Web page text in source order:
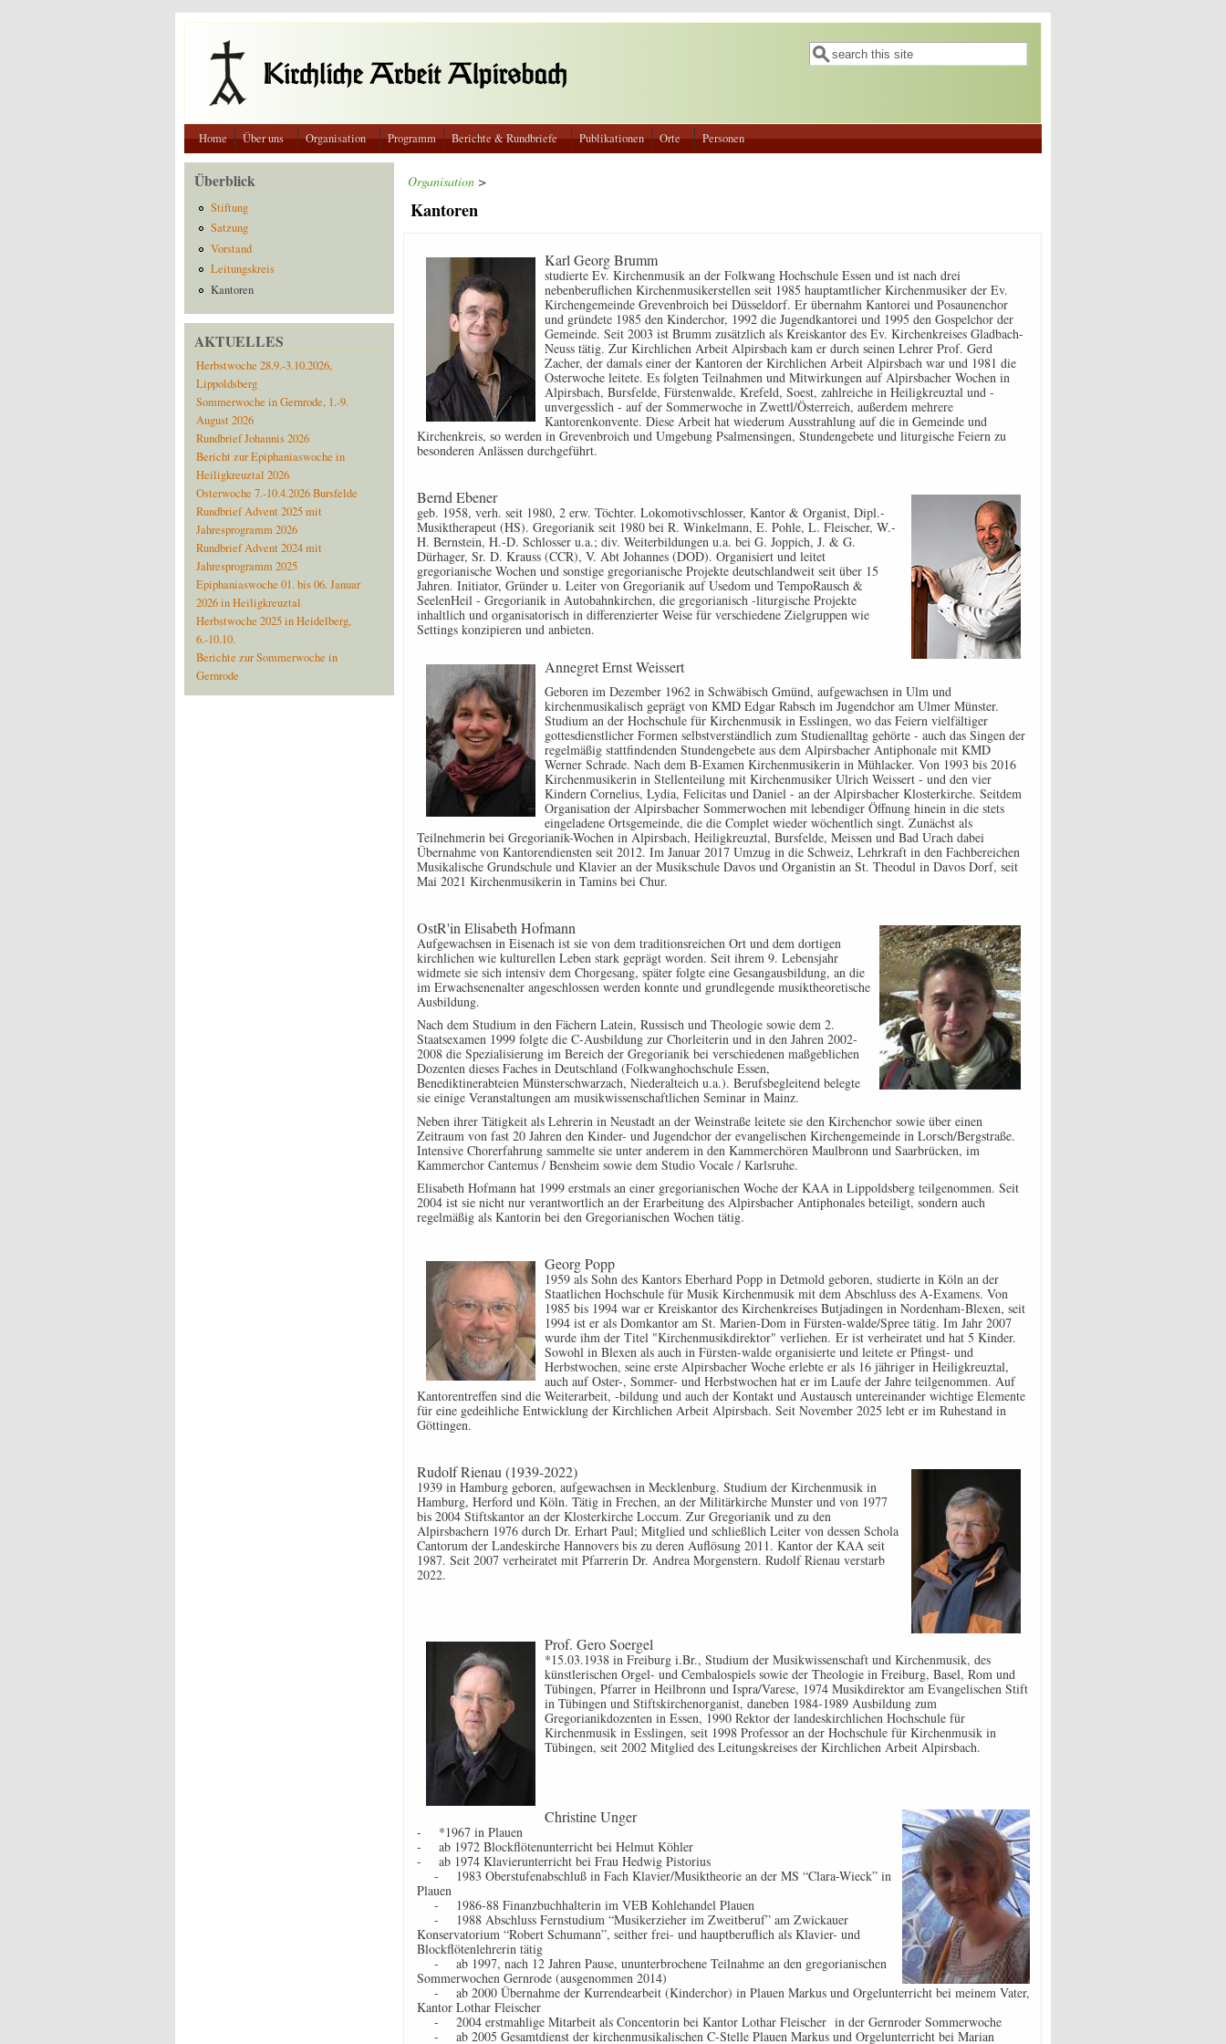
Suchformular
Suche
Home Über uns Organisation Programm Berichte & Rundbriefe Publikationen Orte Personen
Überblick
Stiftung
Satzung
Vorstand
Leitungskreis
Kantoren
AKTUELLES
Herbstwoche 28.9.-3.10.2026,
Lippoldsberg
Sommerwoche in Gernrode, 1.-9.
August 2026
Rundbrief Johannis 2026
Bericht zur Epiphaniaswoche in
Heiligkreuztal 2026
Osterwoche 7.-10.4.2026 Bursfelde
Rundbrief Advent 2025 mit
Jahresprogramm 2026
Rundbrief Advent 2024 mit
Jahresprogramm 2025
Epiphaniaswoche 01. bis 06. Januar
2026 in Heiligkreuztal
Herbstwoche 2025 in Heidelberg,
6.-10.10.
Berichte zur Sommerwoche in
Gernrode
Organisation >
Kantoren
Karl Georg Brumm
studierte Ev. Kirchenmusik an der Folkwang Hochschule Essen und ist nach drei
nebenberuflichen Kirchenmusikerstellen seit 1985 hauptamtlicher Kirchenmusiker der Ev.
Kirchengemeinde Grevenbroich bei Düsseldorf. Er übernahm Kantorei und Posaunenchor
und gründete 1985 den Kinderchor, 1992 die Jugendkantorei und 1995 den Gospelchor der
Gemeinde. Seit 2003 ist Brumm zusätzlich als Kreiskantor des Ev. Kirchenkreises Gladbach-
Neuss tätig. Zur Kirchlichen Arbeit Alpirsbach kam er durch seinen Lehrer Prof. Gerd
Zacher, der damals einer der Kantoren der Kirchlichen Arbeit Alpirsbach war und 1981 die
Osterwoche leitete. Es folgten Teilnahmen und Mitwirkungen auf Alpirsbacher Wochen in
Alpirsbach, Bursfelde, Fürstenwalde, Krefeld, Soest, zahlreiche in Heiligkreuztal und -
unvergesslich - auf der Sommerwoche in Zwettl/Österreich, außerdem mehrere
Kantorenkonvente. Diese Arbeit hat wiederum Ausstrahlung auf die in Gemeinde und
Kirchenkreis, so werden in Grevenbroich und Umgebung Psalmensingen, Stundengebete und liturgische Feiern zu
besonderen Anlässen durchgeführt.
Bernd Ebener
geb. 1958, verh. seit 1980, 2 erw. Töchter. Lokomotivschlosser, Kantor & Organist, Dipl.-
Musiktherapeut (HS). Gregorianik seit 1980 bei R. Winkelmann, E. Pohle, L. Fleischer, W.-
H. Bernstein, H.-D. Schlosser u.a.; div. Weiterbildungen u.a. bei G. Joppich, J. & G.
Dürhager, Sr. D. Krauss (CCR), V. Abt Johannes (DOD). Organisiert und leitet
gregorianische Wochen und sonstige gregorianische Projekte deutschlandweit seit über 15
Jahren. Initiator, Gründer u. Leiter von Gregorianik auf Usedom und TempoRausch &
SeelenHeil - Gregorianik in Autobahnkirchen, die gregorianisch -liturgische Projekte
inhaltlich und organisatorisch in differenzierter Weise für verschiedene Zielgruppen wie
Settings konzipieren und anbieten.
Annegret Ernst Weissert
Geboren im Dezember 1962 in Schwäbisch Gmünd, aufgewachsen in Ulm und
kirchenmusikalisch geprägt von KMD Edgar Rabsch im Jugendchor am Ulmer Münster.
Studium an der Hochschule für Kirchenmusik in Esslingen, wo das Feiern vielfältiger
gottesdienstlicher Formen selbstverständlich zum Studienalltag gehörte - auch das Singen der
regelmäßig stattfindenden Stundengebete aus dem Alpirsbacher Antiphonale mit KMD
Werner Schrade. Nach dem B-Examen Kirchenmusikerin in Mühlacker. Von 1993 bis 2016
Kirchenmusikerin in Stellenteilung mit Kirchenmusiker Ulrich Weissert - und den vier
Kindern Cornelius, Lydia, Felicitas und Daniel - an der Alpirsbacher Klosterkirche. Seitdem
Organisation der Alpirsbacher Sommerwochen mit lebendiger Öffnung hinein in die stets
eingeladene Ortsgemeinde, die die Complet wieder wöchentlich singt. Zunächst als
Teilnehmerin bei Gregorianik-Wochen in Alpirsbach, Heiligkreuztal, Bursfelde, Meissen und Bad Urach dabei
Übernahme von Kantorendiensten seit 2012. Im Januar 2017 Umzug in die Schweiz, Lehrkraft in den Fachbereichen
Musikalische Grundschule und Klavier an der Musikschule Davos und Organistin an St. Theodul in Davos Dorf, seit
Mai 2021 Kirchenmusikerin in Tamins bei Chur.
OstR'in Elisabeth Hofmann
Aufgewachsen in Eisenach ist sie von dem traditionsreichen Ort und dem dortigen
kirchlichen wie kulturellen Leben stark geprägt worden. Seit ihrem 9. Lebensjahr
widmete sie sich intensiv dem Chorgesang, später folgte eine Gesangausbildung, an die
im Erwachsenenalter angeschlossen werden konnte und grundlegende musiktheoretische
Ausbildung.
Nach dem Studium in den Fächern Latein, Russisch und Theologie sowie dem 2.
Staatsexamen 1999 folgte die C-Ausbildung zur Chorleiterin und in den Jahren 2002-
2008 die Spezialisierung im Bereich der Gregorianik bei verschiedenen maßgeblichen
Dozenten dieses Faches in Deutschland (Folkwanghochschule Essen,
Benediktinerabteien Münsterschwarzach, Niederalteich u.a.). Berufsbegleitend belegte
sie einige Veranstaltungen am musikwissenschaftlichen Seminar in Mainz.
Neben ihrer Tätigkeit als Lehrerin in Neustadt an der Weinstraße leitete sie den Kirchenchor sowie über einen
Zeitraum von fast 20 Jahren den Kinder- und Jugendchor der evangelischen Kirchengemeinde in Lorsch/Bergstraße.
Intensive Chorerfahrung sammelte sie unter anderem in den Kammerchören Maulbronn und Saarbrücken, im
Kammerchor Cantemus / Bensheim sowie dem Studio Vocale / Karlsruhe.
Elisabeth Hofmann hat 1999 erstmals an einer gregorianischen Woche der KAA in Lippoldsberg teilgenommen. Seit
2004 ist sie nicht nur verantwortlich an der Erarbeitung des Alpirsbacher Antiphonales beteiligt, sondern auch
regelmäßig als Kantorin bei den Gregorianischen Wochen tätig.
Georg Popp
1959 als Sohn des Kantors Eberhard Popp in Detmold geboren, studierte in Köln an der
Staatlichen Hochschule für Musik Kirchenmusik mit dem Abschluss des A-Examens. Von
1985 bis 1994 war er Kreiskantor des Kirchenkreises Butjadingen in Nordenham-Blexen, seit
1994 ist er als Domkantor am St. Marien-Dom in Fürsten-walde/Spree tätig. Im Jahr 2007
wurde ihm der Titel "Kirchenmusikdirektor" verliehen. Er ist verheiratet und hat 5 Kinder.
Sowohl in Blexen als auch in Fürsten-walde organisierte und leitete er Pfingst- und
Herbstwochen, seine erste Alpirsbacher Woche erlebte er als 16 jähriger in Heiligkreuztal,
auch auf Oster-, Sommer- und Herbstwochen hat er im Laufe der Jahre teilgenommen. Auf
Kantorentreffen sind die Weiterarbeit, -bildung und auch der Kontakt und Austausch untereinander wichtige Elemente
für eine gedeihliche Entwicklung der Kirchlichen Arbeit Alpirsbach. Seit November 2025 lebt er im Ruhestand in
Göttingen.
Rudolf Rienau (1939-2022)
1939 in Hamburg geboren, aufgewachsen in Mecklenburg. Studium der Kirchenmusik in
Hamburg, Herford und Köln. Tätig in Frechen, an der Militärkirche Munster und von 1977
bis 2004 Stiftskantor an der Klosterkirche Loccum. Zur Gregorianik und zu den
Alpirsbachern 1976 durch Dr. Erhart Paul; Mitglied und schließlich Leiter von dessen Schola
Cantorum der Landeskirche Hannovers bis zu deren Auflösung 2011. Kantor der KAA seit
1987. Seit 2007 verheiratet mit Pfarrerin Dr. Andrea Morgenstern. Rudolf Rienau verstarb
2022.
Prof. Gero Soergel
*15.03.1938 in Freiburg i.Br., Studium der Musikwissenschaft und Kirchenmusik, des
künstlerischen Orgel- und Cembalospiels sowie der Theologie in Freiburg, Basel, Rom und
Tübingen, Pfarrer in Heilbronn und Ispra/Varese, 1974 Musikdirektor am Evangelischen Stift
in Tübingen und Stiftskirchenorganist, daneben 1984-1989 Ausbildung zum
Gregorianikdozenten in Essen, 1990 Rektor der landeskirchlichen Hochschule für
Kirchenmusik in Esslingen, seit 1998 Professor an der Hochschule für Kirchenmusik in
Tübingen, seit 2002 Mitglied des Leitungskreises der Kirchlichen Arbeit Alpirsbach.
Christine Unger
- *1967 in Plauen
- ab 1972 Blockflötenunterricht bei Helmut Köhler
- ab 1974 Klavierunterricht bei Frau Hedwig Pistorius
- 1983 Oberstufenabschluß in Fach Klavier/Musiktheorie an der MS “Clara-Wieck” in
Plauen
- 1986-88 Finanzbuchhalterin im VEB Kohlehandel Plauen
- 1988 Abschluss Fernstudium “Musikerzieher im Zweitberuf” am Zwickauer
Konservatorium “Robert Schumann”, seither frei- und hauptberuflich als Klavier- und
Blockflötenlehrerin tätig
- ab 1997, nach 12 Jahren Pause, ununterbrochene Teilnahme an den gregorianischen
Sommerwochen Gernrode (ausgenommen 2014)
- ab 2000 Übernahme der Kurrendearbeit (Kinderchor) in Plauen Markus und Orgelunterricht bei meinem Vater,
Kantor Lothar Fleischer
- 2004 erstmahlige Mitarbeit als Concentorin bei Kantor Lothar Fleischer in der Gernroder Sommerwoche
- ab 2005 Gesamtdienst der kirchenmusikalischen C-Stelle Plauen Markus und Orgelunterricht bei Marian